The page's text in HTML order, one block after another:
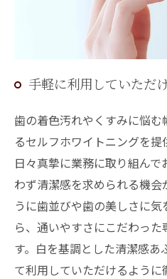
手軽に利用していただ
歯の着色汚れやくすみに悩む
るセルフホワイトニングを
日々真摯に業務に取り組ん
わず清潔感を求められる機
うに歯並びや歯の美しさに
ら、通いやすさにこだわっ
す。白を基調とした清潔感あ
て利用していただけるよう